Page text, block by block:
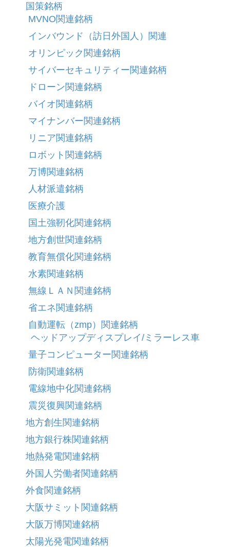
国策銘柄
MVNO関連銘柄
インバウンド（訪日外国人）関連
オリンピック関連銘柄
サイバーセキュリティー関連銘柄
ドローン関連銘柄
バイオ関連銘柄
マイナンバー関連銘柄
リニア関連銘柄
ロボット関連銘柄
万博関連銘柄
人材派遣銘柄
医療介護
国土強靭化関連銘柄
地方創世関連銘柄
教育無償化関連銘柄
水素関連銘柄
無線ＬＡＮ関連銘柄
省エネ関連銘柄
自動運転（zmp）関連銘柄
ヘッドアップディスプレイ/ミラーレス車
量子コンピューター関連銘柄
防衛関連銘柄
電線地中化関連銘柄
震災復興関連銘柄
地方創生関連銘柄
地方銀行株関連銘柄
地熱発電関連銘柄
外国人労働者関連銘柄
外食関連銘柄
大阪サミット関連銘柄
大阪万博関連銘柄
太陽光発電関連銘柄